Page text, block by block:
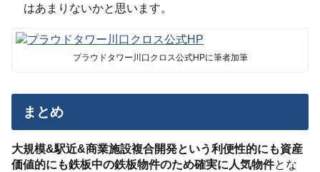
はあまりないかと思います。
プラウドタワー川口クロス公式HPに筆者加筆
まとめ
大規模&駅近&商業施設複合開発という利便性的にも資産
価値的にも鉄板中の鉄板物件のため確実に人気物件とな